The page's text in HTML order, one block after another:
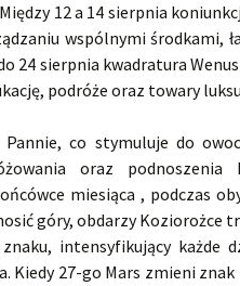
12 a 14 sierpnia
wspólnymi środkami,
24 sierpnia kwadratura
podróże oraz towary
co stymuluje do
oraz podnoszenia
miesiąca , podczas
góry, obdarzy Koziorożce
intensyfikujący każde
Kiedy 27-go Mars zmieni znak